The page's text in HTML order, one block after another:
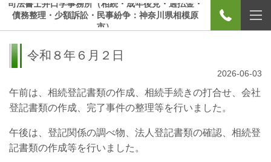
司法書士井口学事務所（相続・成年後見・過払金・
債務整理・少額訴訟・民事紛争：神奈川県相模原
市）
令和８年６月２日
2026-06-03
午前は、相続登記書類の作成、相続手続きの打合せ、会社
登記書類の作成、完了事件の整理等を行いました。
午後は、登記関係の調べ物、法人登記書類の確認、相続登
記書類の作成等を行いました。